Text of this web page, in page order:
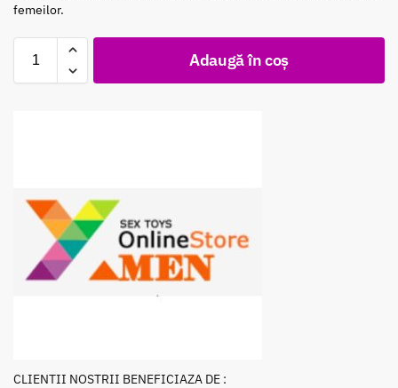
femeilor.
Adaugă în coș
CLIENTII NOSTRII BENEFICIAZA DE :